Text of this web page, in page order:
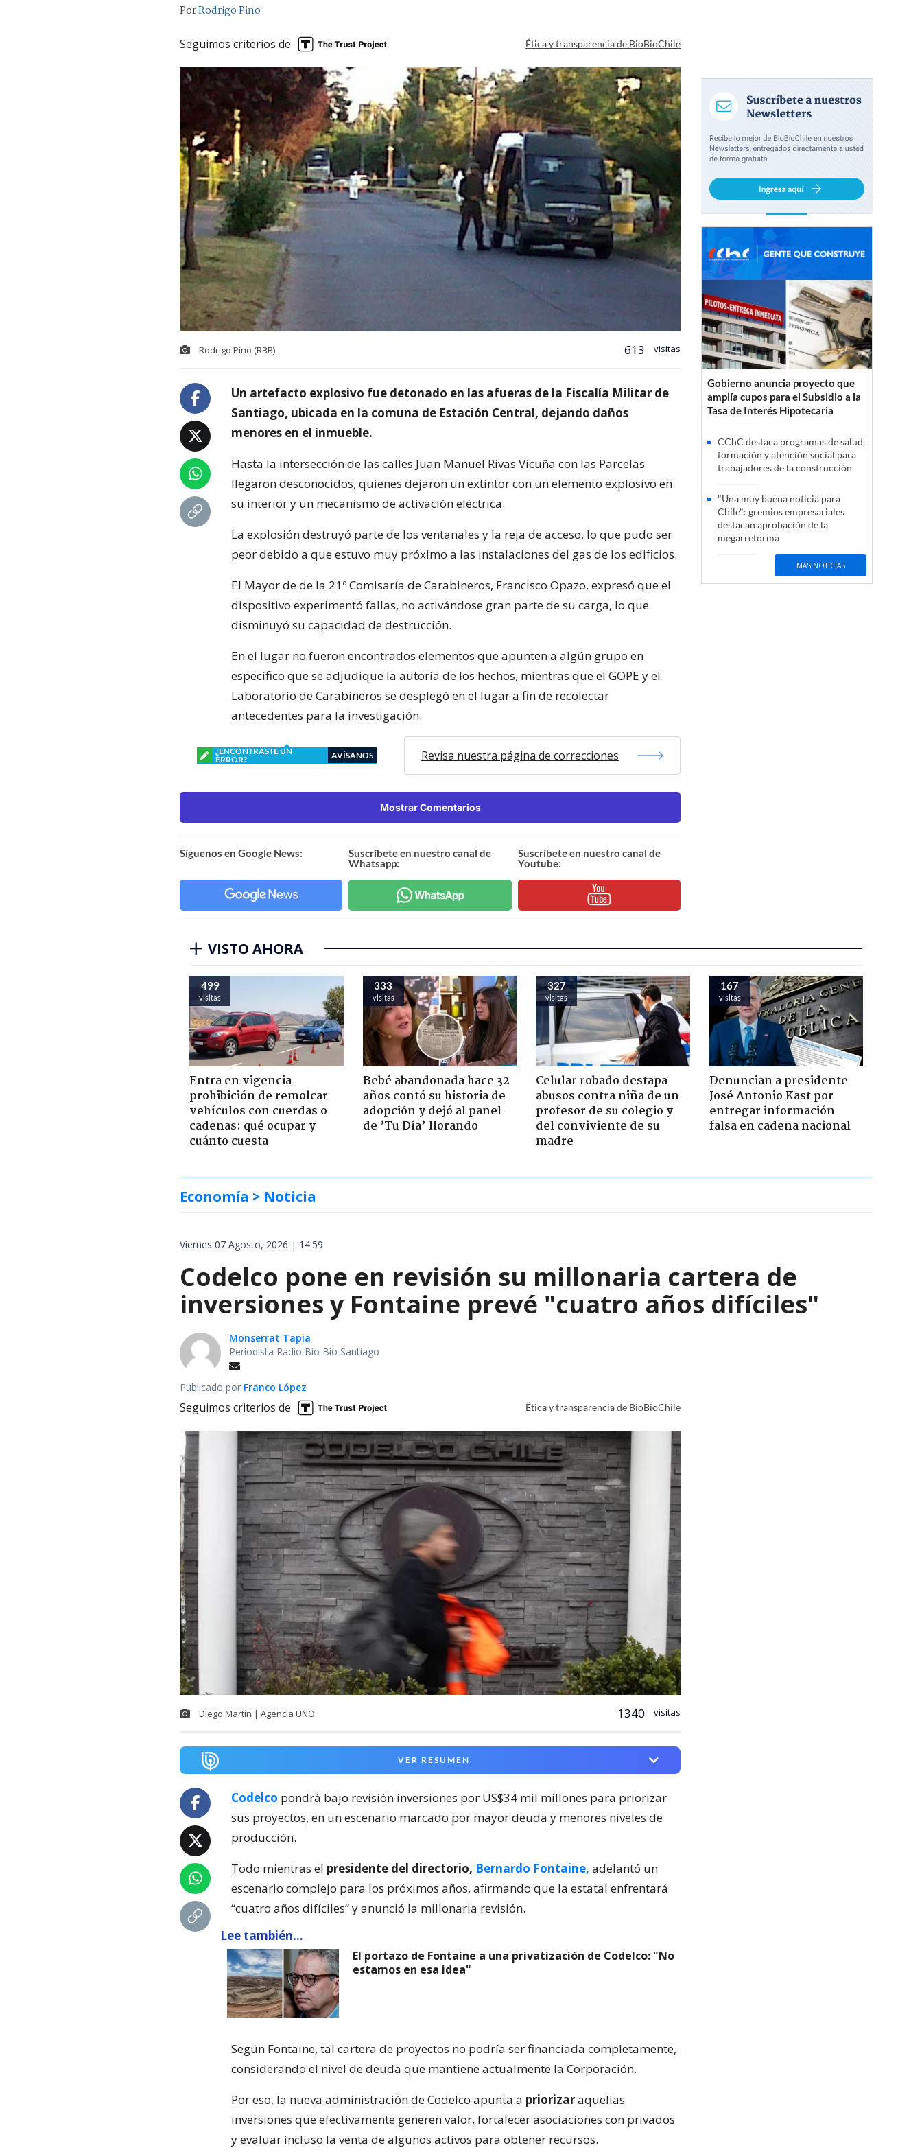
PorRodrigo Pino
Seguimos criterios de Ética y transparencia de BioBioChile
Rodrigo Pino (RBB) 613 visitas
Un artefacto explosivo fue detonado en las afueras de la Fiscalía Militar de
Santiago, ubicada en la comuna de Estación Central, dejando daños
menores en el inmueble.
Hasta la intersección de las calles Juan Manuel Rivas Vicuña con las Parcelas
llegaron desconocidos, quienes dejaron un extintor con un elemento explosivo en
su interior y un mecanismo de activación eléctrica.
La explosión destruyó parte de los ventanales y la reja de acceso, lo que pudo ser
peor debido a que estuvo muy próximo a las instalaciones del gas de los edificios.
El Mayor de de la 21º Comisaría de Carabineros, Francisco Opazo, expresó que el
dispositivo experimentó fallas, no activándose gran parte de su carga, lo que
disminuyó su capacidad de destrucción.
En el lugar no fueron encontrados elementos que apunten a algún grupo en
específico que se adjudique la autoría de los hechos, mientras que el GOPE y el
Laboratorio de Carabineros se desplegó en el lugar a fin de recolectar
antecedentes para la investigación.
¿ENCONTRASTE UN
ERROR?
AVÍSANOS Revisa nuestra página de correcciones
Mostrar Comentarios
Síguenos en Google News:
Suscríbete en nuestro canal de
Whatsapp:
Suscríbete en nuestro canal de
Youtube:
Gobierno anuncia proyecto que
amplía cupos para el Subsidio a la
Tasa de Interés Hipotecaria
CChC destaca programas de salud,
formación y atención social para
trabajadores de la construcción
"Una muy buena noticia para
Chile": gremios empresariales
destacan aprobación de la
megarreforma
MÁS NOTICIAS
VISTO AHORA
499
visitas
Entra en vigencia
prohibición de remolcar
vehículos con cuerdas o
cadenas: qué ocupar y
cuánto cuesta
333
visitas
Bebé abandonada hace 32
años contó su historia de
adopción y dejó al panel
de ’Tu Día’ llorando
327
visitas
Celular robado destapa
abusos contra niña de un
profesor de su colegio y
del conviviente de su
madre
167
visitas
Denuncian a presidente
José Antonio Kast por
entregar información
falsa en cadena nacional
Economía > Noticia
Viernes 07 Agosto, 2026 | 14:59
Codelco pone en revisión su millonaria cartera de
inversiones y Fontaine prevé "cuatro años difíciles"
Monserrat Tapia
Periodista Radio Bío Bío Santiago
Publicado por Franco López
Seguimos criterios de Ética y transparencia de BioBioChile
Diego Martín | Agencia UNO 1340 visitas
VER RESUMEN
Codelco pondrá bajo revisión inversiones por US$34 mil millones para priorizar
sus proyectos, en un escenario marcado por mayor deuda y menores niveles de
producción.
Todo mientras el presidente del directorio, Bernardo Fontaine, adelantó un
escenario complejo para los próximos años, afirmando que la estatal enfrentará
“cuatro años difíciles” y anunció la millonaria revisión.
Lee también...
El portazo de Fontaine a una privatización de Codelco: "No
estamos en esa idea"
Según Fontaine, tal cartera de proyectos no podría ser financiada completamente,
considerando el nivel de deuda que mantiene actualmente la Corporación.
Por eso, la nueva administración de Codelco apunta a priorizaraquellas
inversiones que efectivamente generen valor, fortalecer asociaciones con privados
y evaluar incluso la venta de algunos activos para obtener recursos.